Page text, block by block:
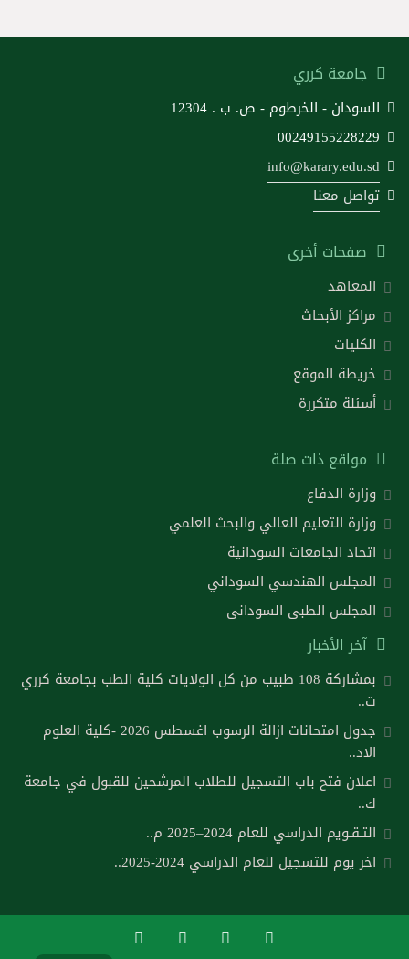
جامعة كرري
السودان - الخرطوم - ص. ب . 12304
00249155228229
info@karary.edu.sd
تواصل معنا
صفحات أخرى
المعاهد
مراكز الأبحاث
الكليات
خريطة الموقع
أسئلة متكررة
مواقع ذات صلة
وزارة الدفاع
وزارة التعليم العالي والبحث العلمي
اتحاد الجامعات السودانية
المجلس الهندسي السوداني
المجلس الطبى السودانى
آخر الأخبار
بمشاركة 108 طبيب من كل الولايات كلية الطب بجامعة كرري
ت..
جدول امتحانات ازالة الرسوب اغسطس 2026 -كلية العلوم
الاد..
اعلان فتح باب التسجيل للطلاب المرشحين للقبول في جامعة
ك..
التـقـويم الدراسي للعام 2024–2025 م..
اخر يوم للتسجيل للعام الدراسي 2024-2025..